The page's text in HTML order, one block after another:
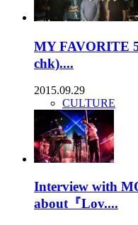
MY FAVORITE
chk)....
2015.09.29
CULTURE
Interview with
about『Lov....